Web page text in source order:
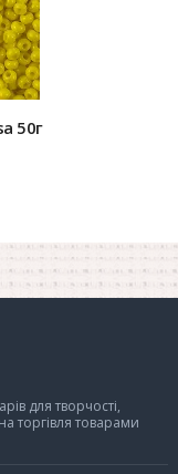
50г
для творчості,
торгівля товарами